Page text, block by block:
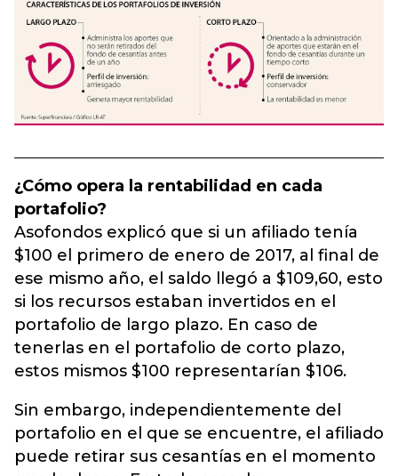
¿Cómo opera la rentabilidad en cada
portafolio?
Asofondos explicó que si un afiliado tenía
$100 el primero de enero de 2017, al final de
ese mismo año, el saldo llegó a $109,60, esto
si los recursos estaban invertidos en el
portafolio de largo plazo. En caso de
tenerlas en el portafolio de corto plazo,
estos mismos $100 representarían $106.
Sin embargo, independientemente del
portafolio en el que se encuentre, el afiliado
puede retirar sus cesantías en el momento